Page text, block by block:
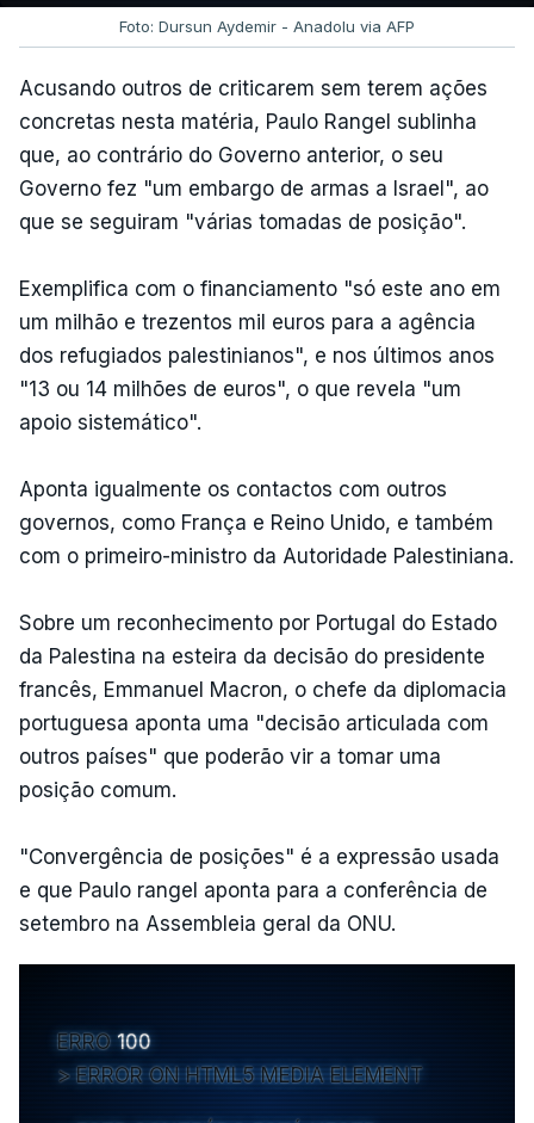
Foto: Dursun Aydemir - Anadolu via AFP
Acusando outros de criticarem sem terem ações
concretas nesta matéria, Paulo Rangel sublinha
que, ao contrário do Governo anterior, o seu
Governo fez "um embargo de armas a Israel", ao
que se seguiram "várias tomadas de posição".
Exemplifica com o financiamento "só este ano em
um milhão e trezentos mil euros para a agência
dos refugiados palestinianos", e nos últimos anos
"13 ou 14 milhões de euros", o que revela "um
apoio sistemático".
Aponta igualmente os contactos com outros
governos, como França e Reino Unido, e também
com o primeiro-ministro da Autoridade Palestiniana.
Sobre um reconhecimento por Portugal do Estado
da Palestina na esteira da decisão do presidente
francês, Emmanuel Macron, o chefe da diplomacia
portuguesa aponta uma "decisão articulada com
outros países" que poderão vir a tomar uma
posição comum.
"Convergência de posições" é a expressão usada
e que Paulo rangel aponta para a conferência de
setembro na Assembleia geral da ONU.
ERRO 100
ERROR ON HTML5 MEDIA ELEMENT